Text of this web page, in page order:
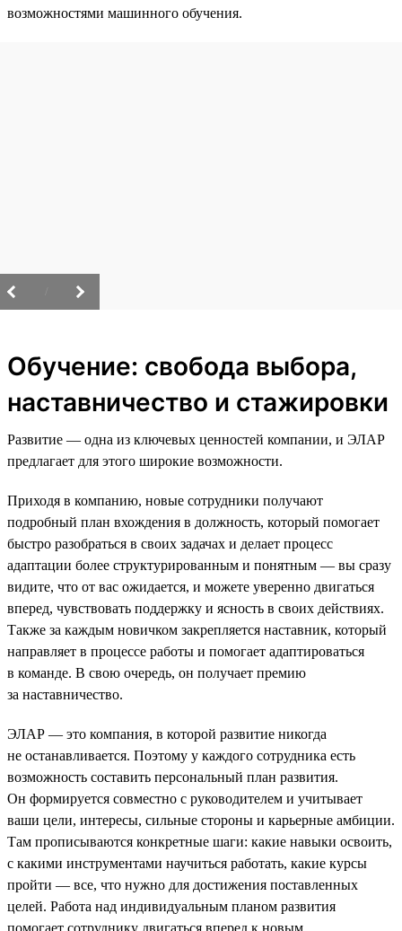
возможностями машинного обучения.
Обучение: свобода выбора,
наставничество и стажировки
Развитие — одна из ключевых ценностей компании, и ЭЛАР
предлагает для этого широкие возможности.
Приходя в компанию, новые сотрудники получают
подробный план вхождения в должность, который помогает
быстро разобраться в своих задачах и делает процесс
адаптации более структурированным и понятным — вы сразу
видите, что от вас ожидается, и можете уверенно двигаться
вперед, чувствовать поддержку и ясность в своих действиях.
Также за каждым новичком закрепляется наставник, который
направляет в процессе работы и помогает адаптироваться
в команде. В свою очередь, он получает премию
за наставничество.
ЭЛАР — это компания, в которой развитие никогда
не останавливается. Поэтому у каждого сотрудника есть
возможность составить персональный план развития.
Он формируется совместно с руководителем и учитывает
ваши цели, интересы, сильные стороны и карьерные амбиции.
Там прописываются конкретные шаги: какие навыки освоить,
с какими инструментами научиться работать, какие курсы
пройти — все, что нужно для достижения поставленных
целей. Работа над индивидуальным планом развития
помогает сотруднику двигаться вперед к новым